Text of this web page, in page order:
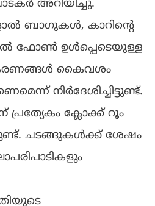
അറിയിച്ചു.
ബാഗുകള്‍, കാറിന്റെ
ഫോണ്‍ ഉള്‍പ്പെടെയുള്ള
കൈവശം
നിര്‍ദേശിച്ചിട്ടുണ്ട്.
ക്ലോക്ക് റൂം
ചടങ്ങുകള്‍ക്ക് ശേഷം